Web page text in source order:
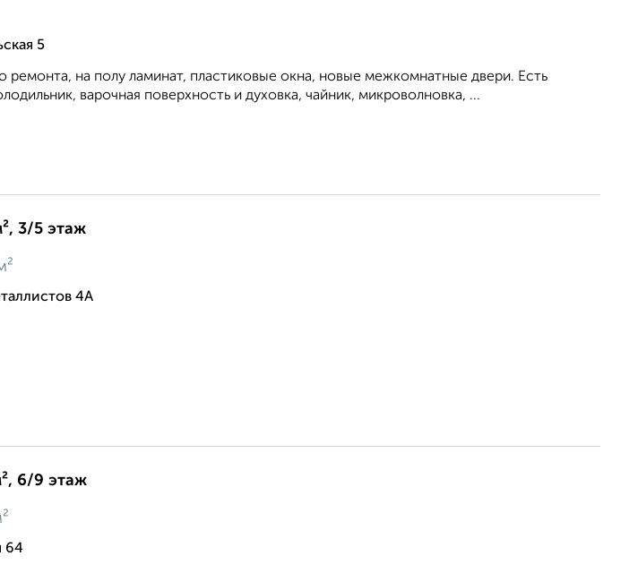
5
ремонта, на полу ламинат, пластиковые окна, новые межкомнатные двери. Есть
варочная поверхность и духовка, чайник, микроволновка, ...
3/5 этаж
4А
6/9 этаж
64